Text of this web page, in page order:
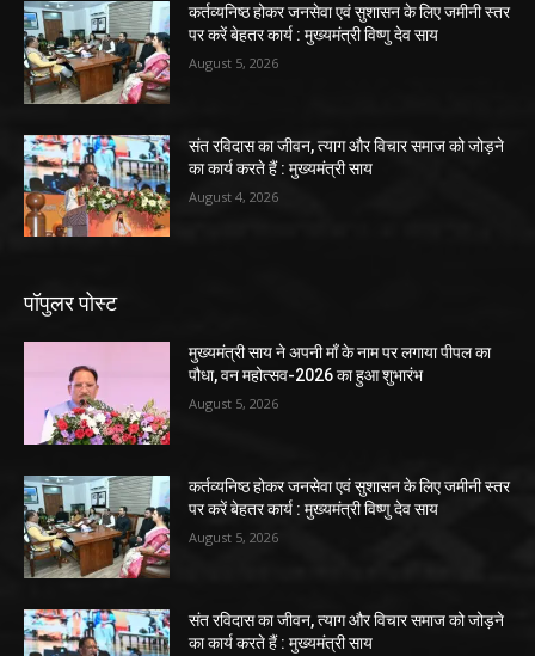
कर्तव्यनिष्ठ होकर जनसेवा एवं सुशासन के लिए जमीनी स्तर
पर करें बेहतर कार्य : मुख्यमंत्री विष्णु देव साय
August 5, 2026
संत रविदास का जीवन, त्याग और विचार समाज को जोड़ने
का कार्य करते हैं : मुख्यमंत्री साय
August 4, 2026
पॉपुलर पोस्ट
मुख्यमंत्री साय ने अपनी माँ के नाम पर लगाया पीपल का
पौधा, वन महोत्सव-2026 का हुआ शुभारंभ
August 5, 2026
कर्तव्यनिष्ठ होकर जनसेवा एवं सुशासन के लिए जमीनी स्तर
पर करें बेहतर कार्य : मुख्यमंत्री विष्णु देव साय
August 5, 2026
संत रविदास का जीवन, त्याग और विचार समाज को जोड़ने
का कार्य करते हैं : मुख्यमंत्री साय